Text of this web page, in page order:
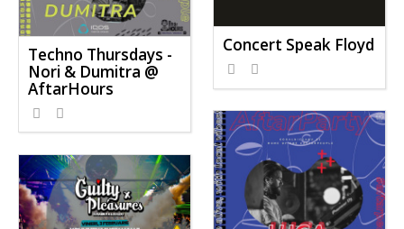
Concert Speak Floyd
Techno Thursdays -
Nori & Dumitra @
AftarHours